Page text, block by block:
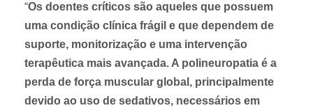
i
a
e
q
u
i
t
i
m
u
l
a
“Os doentes críticos são aqueles que possuem
uma condição clínica frágil e que dependem de
suporte, monitorização e uma intervenção
terapêutica mais avançada. A polineuropatia é a
perda de força muscular global, principalmente
devido ao uso de sedativos, necessários em